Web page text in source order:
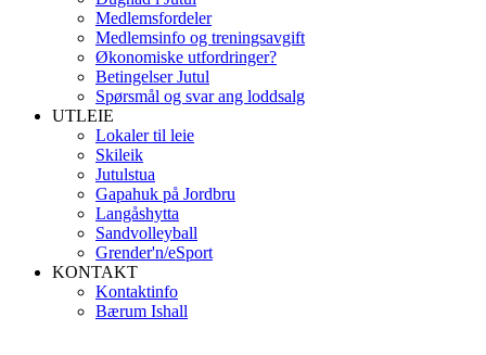
Medlemsfordeler
Medlemsinfo og treningsavgift
Økonomiske utfordringer?
Betingelser Jutul
Spørsmål og svar ang loddsalg
UTLEIE
Lokaler til leie
Skileik
Jutulstua
Gapahuk på Jordbru
Langåshytta
Sandvolleyball
Grender'n/eSport
KONTAKT
Kontaktinfo
Bærum Ishall